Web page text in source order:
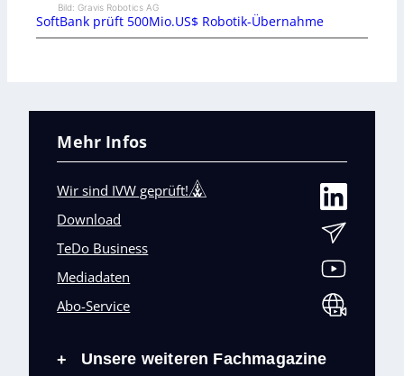
Bild: Gravis Robotics AG
SoftBank prüft 500Mio.US$ Robotik-Übernahme
Mehr Infos
Wir sind IVW geprüft!
Download
TeDo Business
Mediadaten
Abo-Service
+ Unsere weiteren Fachmagazine